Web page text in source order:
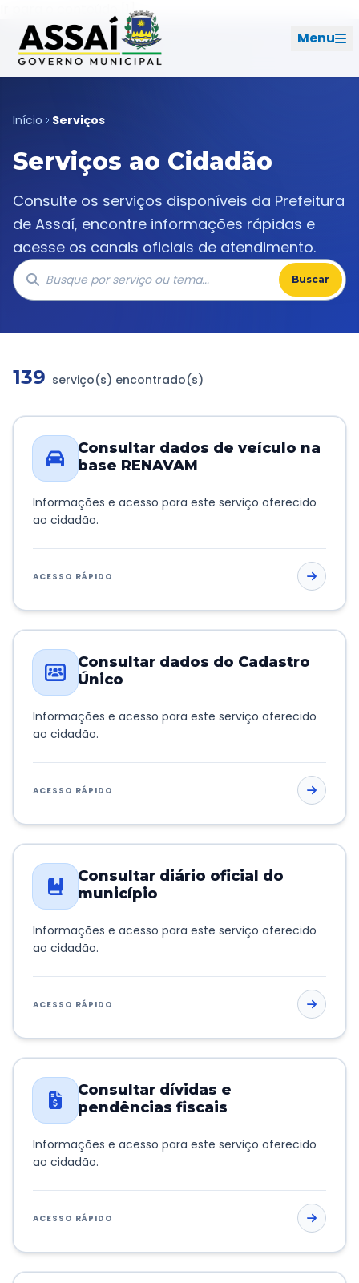
Ir para o conteúdo [1]
Menu
Geral
Início
Cidade
Governo
Transparência e Atos
Sou Assaiense
IDIOMA
CLIMA AGORA
Nevoeiro
18°C• Umid. 96%
Início Serviços
Serviços ao Cidadão
Consulte os serviços disponíveis da Prefeitura
de Assaí, encontre informações rápidas e
acesse os canais oficiais de atendimento.
Buscar
139 serviço(s) encontrado(s)
Consultar dados de veículo na
base RENAVAM
Informações e acesso para este serviço oferecido
ao cidadão.
ACESSO RÁPIDO
Consultar dados do Cadastro
Único
Informações e acesso para este serviço oferecido
ao cidadão.
ACESSO RÁPIDO
Consultar diário oficial do
município
Informações e acesso para este serviço oferecido
ao cidadão.
ACESSO RÁPIDO
Consultar dívidas e
pendências fiscais
Informações e acesso para este serviço oferecido
ao cidadão.
ACESSO RÁPIDO